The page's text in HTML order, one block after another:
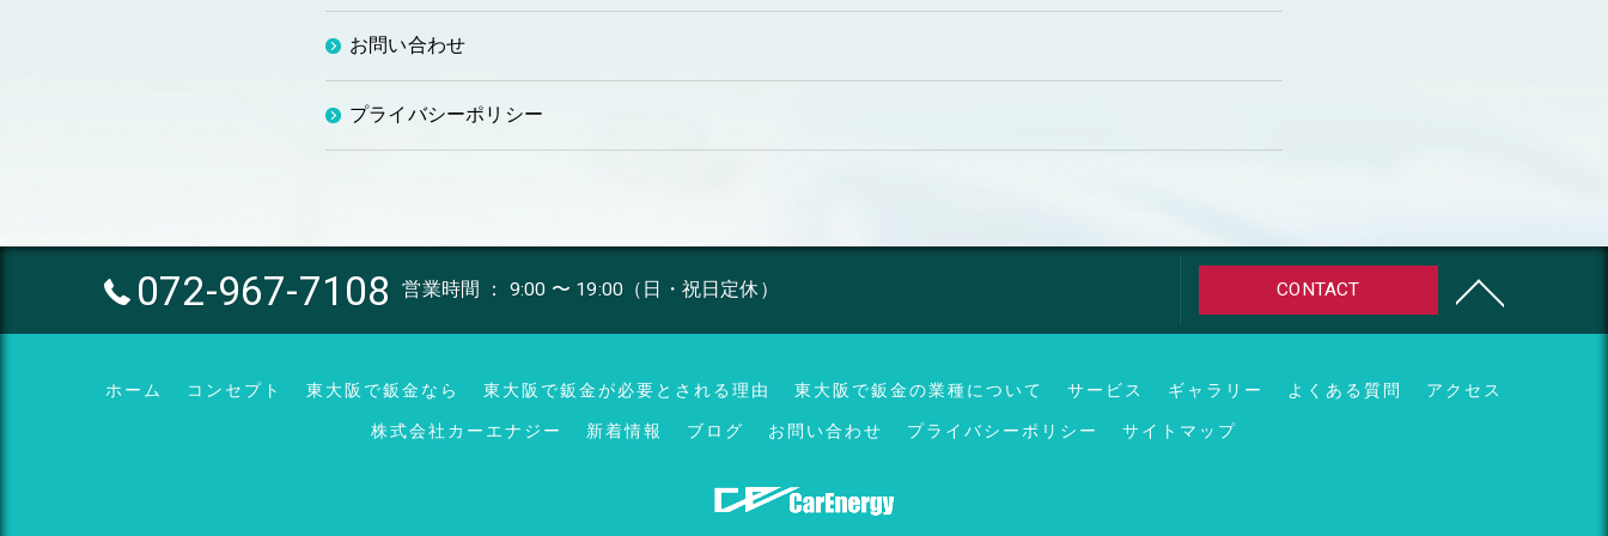
お問い合わせ
プライバシーポリシー
072-967-7108 営業時間 ： 9:00 〜 19:00（日・祝日定休） CONTACT
ホーム コンセプト 東大阪で鈑金なら 東大阪で鈑金が必要とされる理由 東大阪で鈑金の業種について サービス ギャラリー よくある質問 アクセス
株式会社カーエナジー 新着情報 ブログ お問い合わせ プライバシーポリシー サイトマップ